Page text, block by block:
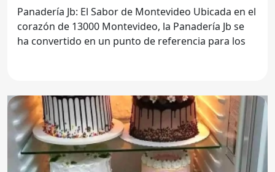
Panadería Jb: El Sabor de Montevideo Ubicada en el
corazón de 13000 Montevideo, la Panadería Jb se
ha convertido en un punto de referencia para los